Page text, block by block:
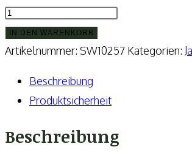
Blaser
R8
Ultimate
Weight
Menge
IN DEN WARENKORB
Artikelnummer: SW10257 Kategorien:
Beschreibung
Produktsicherheit
Beschreibung